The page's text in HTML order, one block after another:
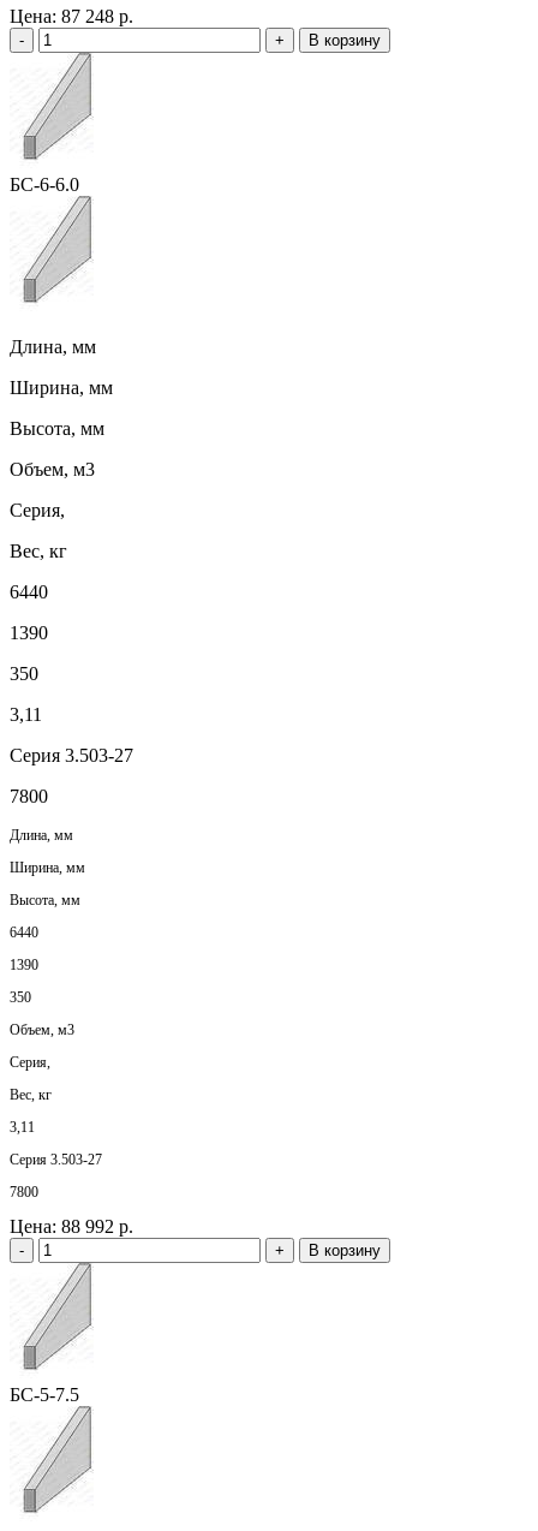
Цена: 87 248 р.
- + В корзину
БС-6-6.0
Длина, мм
Ширина, мм
Высота, мм
Объем, м3
Серия,
Вес, кг
6440
1390
350
3,11
Серия 3.503-27
7800
Длина, мм
Ширина, мм
Высота, мм
6440
1390
350
Объем, м3
Серия,
Вес, кг
3,11
Серия 3.503-27
7800
Цена: 88 992 р.
- + В корзину
БС-5-7.5